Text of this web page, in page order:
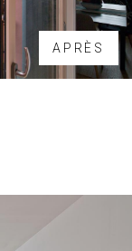
APRÈS